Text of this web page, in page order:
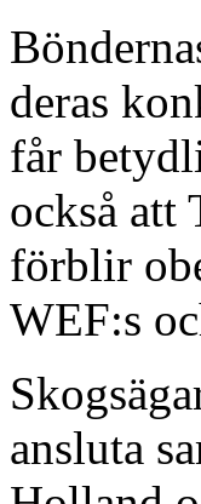
deras
får
också att
förblir
WEF:s
ansluta